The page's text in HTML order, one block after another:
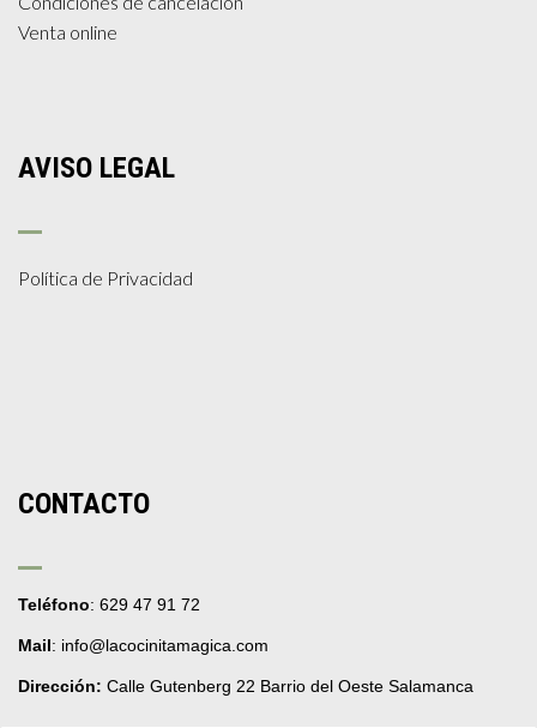
Venta online
AVISO LEGAL
Política de Privacidad
CONTACTO
Teléfono: 629 47 91 72
Mail: info@lacocinitamagica.com
Dirección: Calle Gutenberg 22 Barrio del Oeste Salamanca